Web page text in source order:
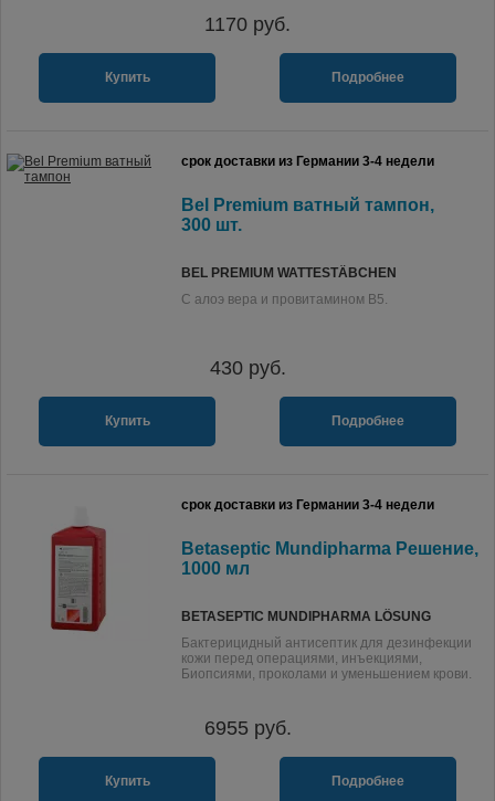
1170 руб.
Купить Подробнее
срок доставки из Германии 3-4 недели
Bel Premium ватный тампон,
300 шт.
BEL PREMIUM WATTESTÄBCHEN
С алоэ вера и провитамином В5.
430руб.
Купить Подробнее
срок доставки из Германии 3-4 недели
Betaseptic Mundipharma Решение,
1000 мл
BETASEPTIC MUNDIPHARMA LÖSUNG
Бактерицидный антисептик для дезинфекции
кожи перед операциями, инъекциями,
Биопсиями, проколами и уменьшением крови.
6955 руб.
Купить Подробнее